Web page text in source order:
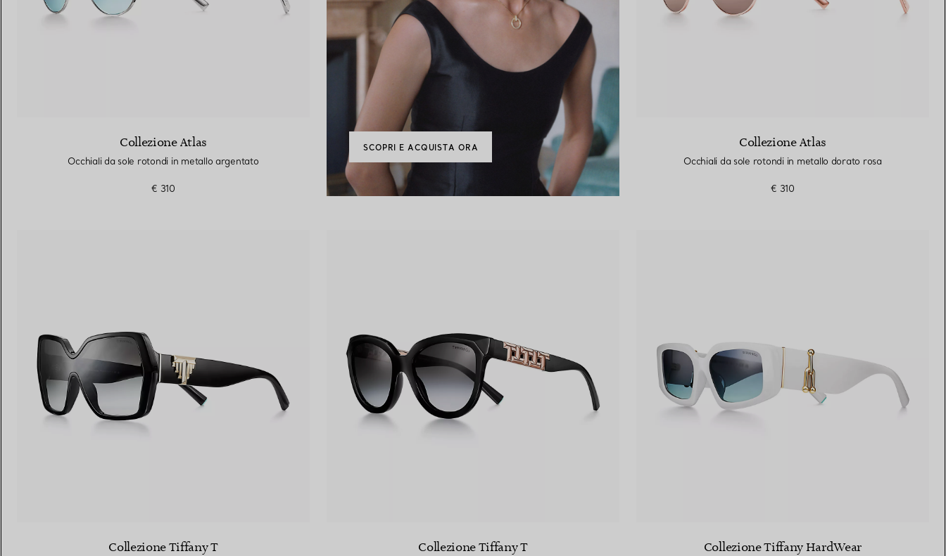
Collezione Atlas
Occhiali da sole rotondi in metallo argentato
€ 310
SCOPRI E ACQUISTA ORA Collezione Atlas
Occhiali da sole rotondi in metallo dorato rosa
€ 310
Collezione Tiffany T Collezione Tiffany T Collezione Tiffany HardWear